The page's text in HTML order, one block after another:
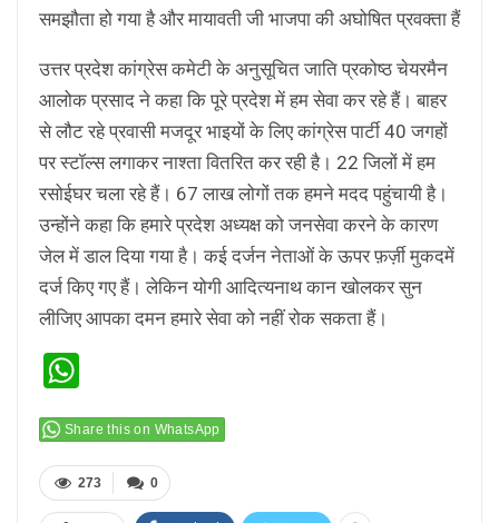
समझौता हो गया है और मायावती जी भाजपा की अघोषित प्रवक्ता हैं
उत्तर प्रदेश कांग्रेस कमेटी के अनुसूचित जाति प्रकोष्ठ चेयरमैन
आलोक प्रसाद ने कहा कि पूरे प्रदेश में हम सेवा कर रहे हैं। बाहर
से लौट रहे प्रवासी मजदूर भाइयों के लिए कांग्रेस पार्टी 40 जगहों
पर स्टॉल्स लगाकर नाश्ता वितरित कर रही है। 22 जिलों में हम
रसोईघर चला रहे हैं। 67 लाख लोगों तक हमने मदद पहुंचायी है।
उन्होंने कहा कि हमारे प्रदेश अध्यक्ष को जनसेवा करने के कारण
जेल में डाल दिया गया है। कई दर्जन नेताओं के ऊपर फ़र्ज़ी मुकदमें
दर्ज किए गए हैं। लेकिन योगी आदित्यनाथ कान खोलकर सुन
लीजिए आपका दमन हमारे सेवा को नहीं रोक सकता हैं।
Share this on WhatsApp
0
273